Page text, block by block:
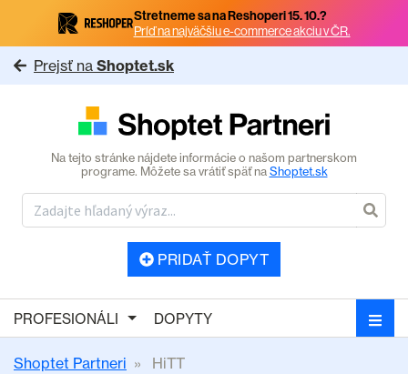
Stretneme sa na Reshoperi 15. 10.?
Príď na najväčšiu e-commerce akciu v ČR.
Prejsť na Shoptet.sk
Na tejto stránke nájdete informácie o našom partnerskom
programe. Môžete sa vrátiť späť naShoptet.sk
PRIDAŤ DOPYT
PROFESIONÁLI DOPYTY
Shoptet Partneri HiTT